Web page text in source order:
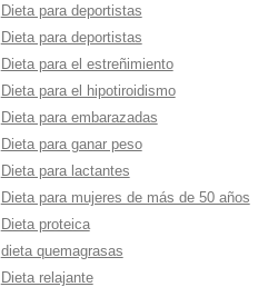
Dieta para deportistas
Dieta para deportistas
Dieta para el estreñimiento
Dieta para el hipotiroidismo
Dieta para embarazadas
Dieta para ganar peso
Dieta para lactantes
Dieta para mujeres de más de 50 años
Dieta proteica
dieta quemagrasas
Dieta relajante